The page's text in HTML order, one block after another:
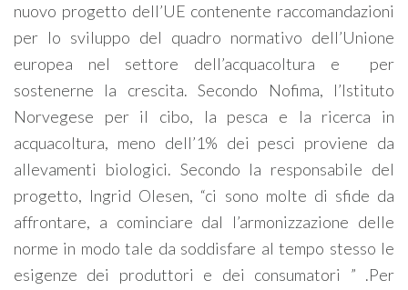
nuovo progetto dell’UE contenente raccomandazioni
per lo sviluppo del quadro normativo dell’Unione
europea nel settore dell’acquacoltura e
per
sostenerne la crescita. Secondo Nofima, l’Istituto
Norvegese per il cibo, la pesca e la ricerca in
acquacoltura, meno dell’1% dei pesci proviene da
allevamenti biologici. Secondo la responsabile del
progetto, Ingrid Olesen, “ci sono molte di sfide da
affrontare, a cominciare dal l’armonizzazione delle
norme in modo tale da soddisfare al tempo stesso le
esigenze dei produttori e dei consumatori ” .Per